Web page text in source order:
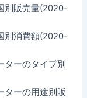
別販売量(2020-
別消費額(2020-
ターのタイプ別
ターの用途別販